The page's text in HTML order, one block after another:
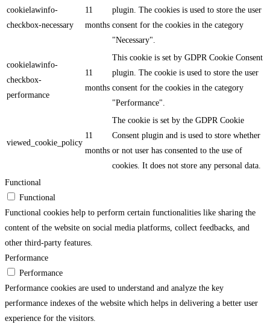
cookielawinfo-
checkbox-necessary
11
months
plugin. The cookies is used to store the user
consent for the cookies in the category
"Necessary".
cookielawinfo-
checkbox-
performance
11
months
This cookie is set by GDPR Cookie Consent
plugin. The cookie is used to store the user
consent for the cookies in the category
"Performance".
viewed_cookie_policy
11
months
The cookie is set by the GDPR Cookie
Consent plugin and is used to store whether
or not user has consented to the use of
cookies. It does not store any personal data.
Functional
Functional
Functional cookies help to perform certain functionalities like sharing the
content of the website on social media platforms, collect feedbacks, and
other third-party features.
Performance
Performance
Performance cookies are used to understand and analyze the key
performance indexes of the website which helps in delivering a better user
experience for the visitors.